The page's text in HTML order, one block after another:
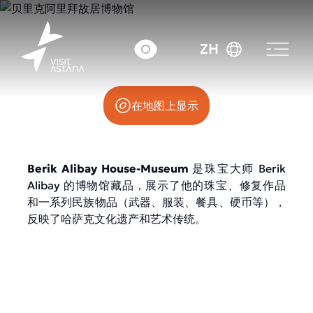
ZH
科代街 54 号
在地图上显示
Berik Alibay House-Museum 是珠宝大师 Berik
Alibay 的博物馆藏品，展示了他的珠宝、修复作品
和一系列民族物品（武器、服装、餐具、硬币等），
反映了哈萨克文化遗产和艺术传统。